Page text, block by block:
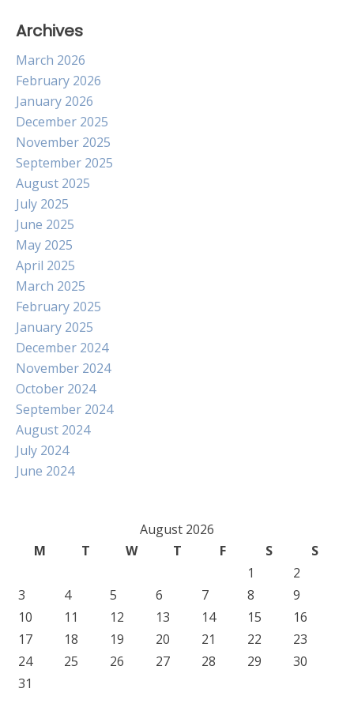
Archives
March 2026
February 2026
January 2026
December 2025
November 2025
September 2025
August 2025
July 2025
June 2025
May 2025
April 2025
March 2025
February 2025
January 2025
December 2024
November 2024
October 2024
September 2024
August 2024
July 2024
June 2024
August 2026
M
T W T F S
S
1
2
3
4 5 6 7 8
9
10
11 12 13 14 15
16
17
18 19 20 21 22
23
24
25 26 27 28 29
30
31